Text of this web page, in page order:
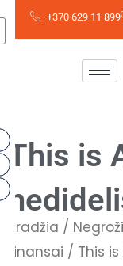
+370 629 11 899
This is
Pradžia /
finansai / This